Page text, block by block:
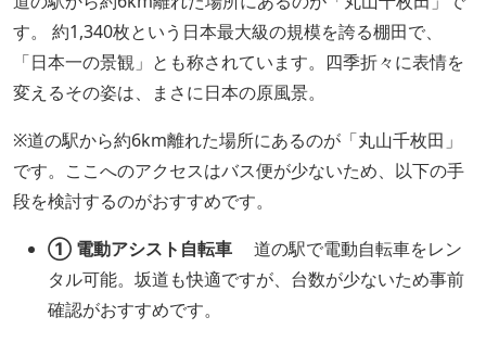
す。 約1,340枚という日本最大級の規模を誇る棚田で、
「日本一の景観」とも称されています。四季折々に表情を
変えるその姿は、まさに日本の原風景。
※道の駅から約6km離れた場所にあるのが「丸山千枚田」
です。ここへのアクセスはバス便が少ないため、以下の手
段を検討するのがおすすめです。
① 電動アシスト自転車 道の駅で電動自転車をレン
タル可能。坂道も快適ですが、台数が少ないため事前
確認がおすすめです。